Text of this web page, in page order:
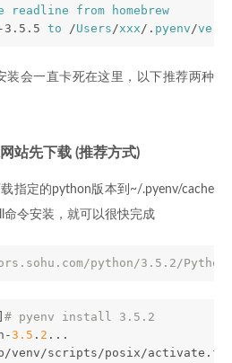
readline from
homebrew
-3.5.5 to /Users/xxx/. pyenv/
装会一直卡死在这里，以下推荐两种
站先下载 (推荐方式)
指定的python版本到~/.pyenv/cache
命令安装，就可以很快完成
python/3.5.2/
# pyenv install 3.5.2
3.5 . 2 ...
venv/scripts/posix/